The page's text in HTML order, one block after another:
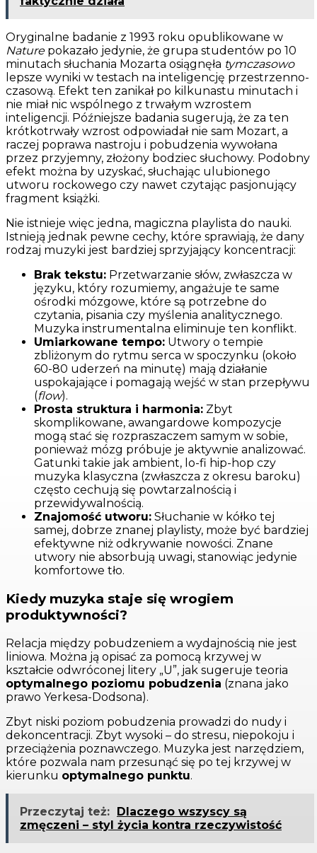
Oryginalne badanie z 1993 roku opublikowane w
Naturepokazało jedynie, że grupa studentów po 10
minutach słuchania Mozarta osiągnęła tymczasowo
lepsze wyniki w testach na inteligencję przestrzenno-
czasową. Efekt ten zanikał po kilkunastu minutach i
nie miał nic wspólnego z trwałym wzrostem
inteligencji. Późniejsze badania sugerują, że za ten
krótkotrwały wzrost odpowiadał nie sam Mozart, a
raczej poprawa nastroju i pobudzenia wywołana
przez przyjemny, złożony bodziec słuchowy. Podobny
efekt można by uzyskać, słuchając ulubionego
utworu rockowego czy nawet czytając pasjonujący
fragment książki.
Nie istnieje więc jedna, magiczna playlista do nauki.
Istnieją jednak pewne cechy, które sprawiają, że dany
rodzaj muzyki jest bardziej sprzyjający koncentracji:
Brak tekstu: Przetwarzanie słów, zwłaszcza w
języku, który rozumiemy, angażuje te same
ośrodki mózgowe, które są potrzebne do
czytania, pisania czy myślenia analitycznego.
Muzyka instrumentalna eliminuje ten konflikt.
Umiarkowane tempo: Utwory o tempie
zbliżonym do rytmu serca w spoczynku (około
60-80 uderzeń na minutę) mają działanie
uspokajające i pomagają wejść w stan przepływu
(flow).
Prosta struktura i harmonia: Zbyt
skomplikowane, awangardowe kompozycje
mogą stać się rozpraszaczem samym w sobie,
ponieważ mózg próbuje je aktywnie analizować.
Gatunki takie jak ambient, lo-fi hip-hop czy
muzyka klasyczna (zwłaszcza z okresu baroku)
często cechują się powtarzalnością i
przewidywalnością.
Znajomość utworu: Słuchanie w kółko tej
samej, dobrze znanej playlisty, może być bardziej
efektywne niż odkrywanie nowości. Znane
utwory nie absorbują uwagi, stanowiąc jedynie
komfortowe tło.
Kiedy muzyka staje się wrogiem
produktywności?
Relacja między pobudzeniem a wydajnością nie jest
liniowa. Można ją opisać za pomocą krzywej w
kształcie odwróconej litery „U”, jak sugeruje teoria
optymalnego poziomu pobudzenia (znana jako
prawo Yerkesa-Dodsona).
Zbyt niski poziom pobudzenia prowadzi do nudy i
dekoncentracji. Zbyt wysoki – do stresu, niepokoju i
przeciążenia poznawczego. Muzyka jest narzędziem,
które pozwala nam przesunąć się po tej krzywej w
kierunku optymalnego punktu.
Przeczytaj też: Dlaczego wszyscy są
zmęczeni – styl życia kontra rzeczywistość